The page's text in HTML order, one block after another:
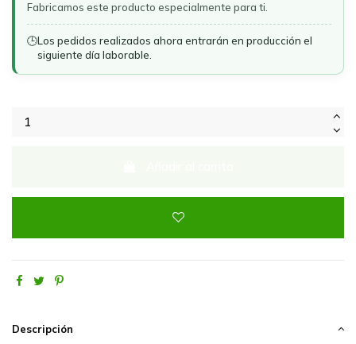
Fabricamos este producto especialmente para ti.
🕒Los pedidos realizados ahora entrarán en producción el
siguiente día laborable.
Descripción